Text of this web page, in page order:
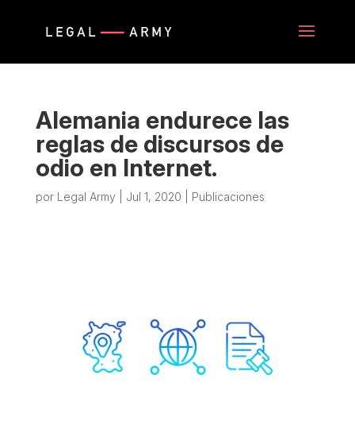
Alemania endurece las
reglas de discursos de
odio en Internet.
por Legal Army Jul 1, 2020 Publicaciones